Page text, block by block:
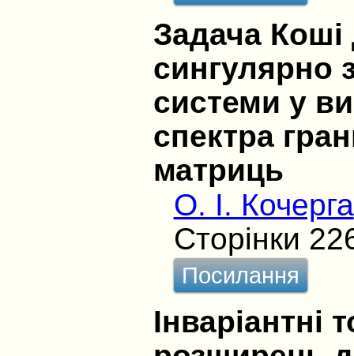
Задача
сингулярно
системи у
спектра
матриць
O. I. Кочерга
Сторінки
Посилання
Інваріантні